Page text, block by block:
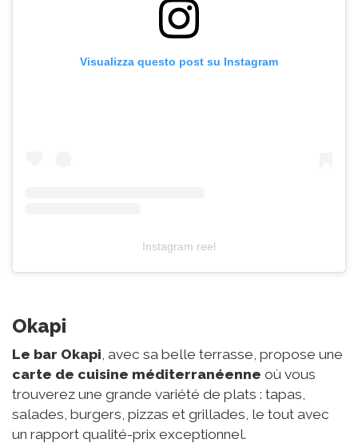
Visualizza questo post su Instagram
Instagram reel
Okapi
Le bar Okapi , avec sa belle terrasse, propose une
carte de cuisine méditerranéenne où vous
trouverez une grande variété de plats : tapas,
salades, burgers, pizzas et grillades, le tout avec
un rapport qualité-prix exceptionnel.